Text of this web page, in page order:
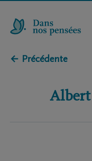
← Précédente
Albert